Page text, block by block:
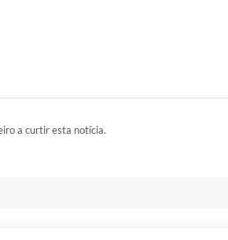
a curtir esta notícia.